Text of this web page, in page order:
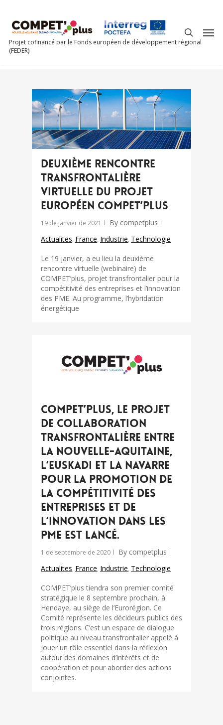
Projet cofinancé par le Fonds européen de développement régional
(FEDER)
Category
Industrie
Deuxième rencontre
transfrontalière
virtuelle du projet
européen COMPET’plus
19 de janvier de 2021 By competplus
Actualites, France, Industrie, Technologie
Le 19 janvier, a eu lieu la deuxième
rencontre virtuelle (webinaire) de
COMPET’plus, projet transfrontalier pour la
compétitivité des entreprises et l’innovation
des PME. Au programme, l’hybridation
énergétique
COMPET’plus, le projet
de collaboration
transfrontalière entre
la Nouvelle-Aquitaine,
l’Euskadi et la Navarre
pour la promotion de
la compétitivité des
entreprises et de
l’innovation dans les
PME est lancé.
1 de septembre de 2020 By competplus
Actualites, France, Industrie, Technologie
COMPET’plus tiendra son premier comité
stratégique le 8 septembre prochain, à
Hendaye, au siège de l’Eurorégion. Ce
Comité représente les décideurs publics des
trois régions. C’est un espace de dialogue
politique au niveau transfrontalier appelé à
jouer un rôle essentiel dans la réflexion
autour des domaines d’intérêts et de
coopération et pour aborder des actions
conjointes.